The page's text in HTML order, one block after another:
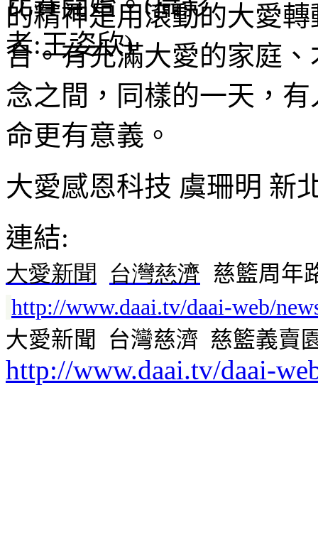
的精神是用滾動的大愛
合。有充滿大愛的家庭
念之間，同樣的一天，
命更有意義。
大愛感恩科技 虞珊明 新
連結:
大愛新聞 台灣慈濟 慈籃周年
http://www.daai.tv/daai-web/
大愛新聞 台灣慈濟 慈籃義賣
http://www.daai.tv/daai-